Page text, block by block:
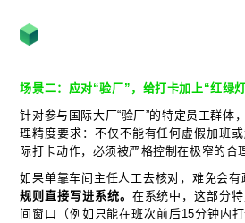
场景二：应对“验厂”，给打卡加上“红绿
针对参与国际大厂“验厂”的特定员工群体
理精度要求：不仅不能有任何虚假加班
际打卡动作，必须被严格控制在极窄的合
如果单靠车间主任人工去核对，难免会
规则直接写进系统。 在系统中，这部分
间窗口（例如只能在班次前后15分钟内